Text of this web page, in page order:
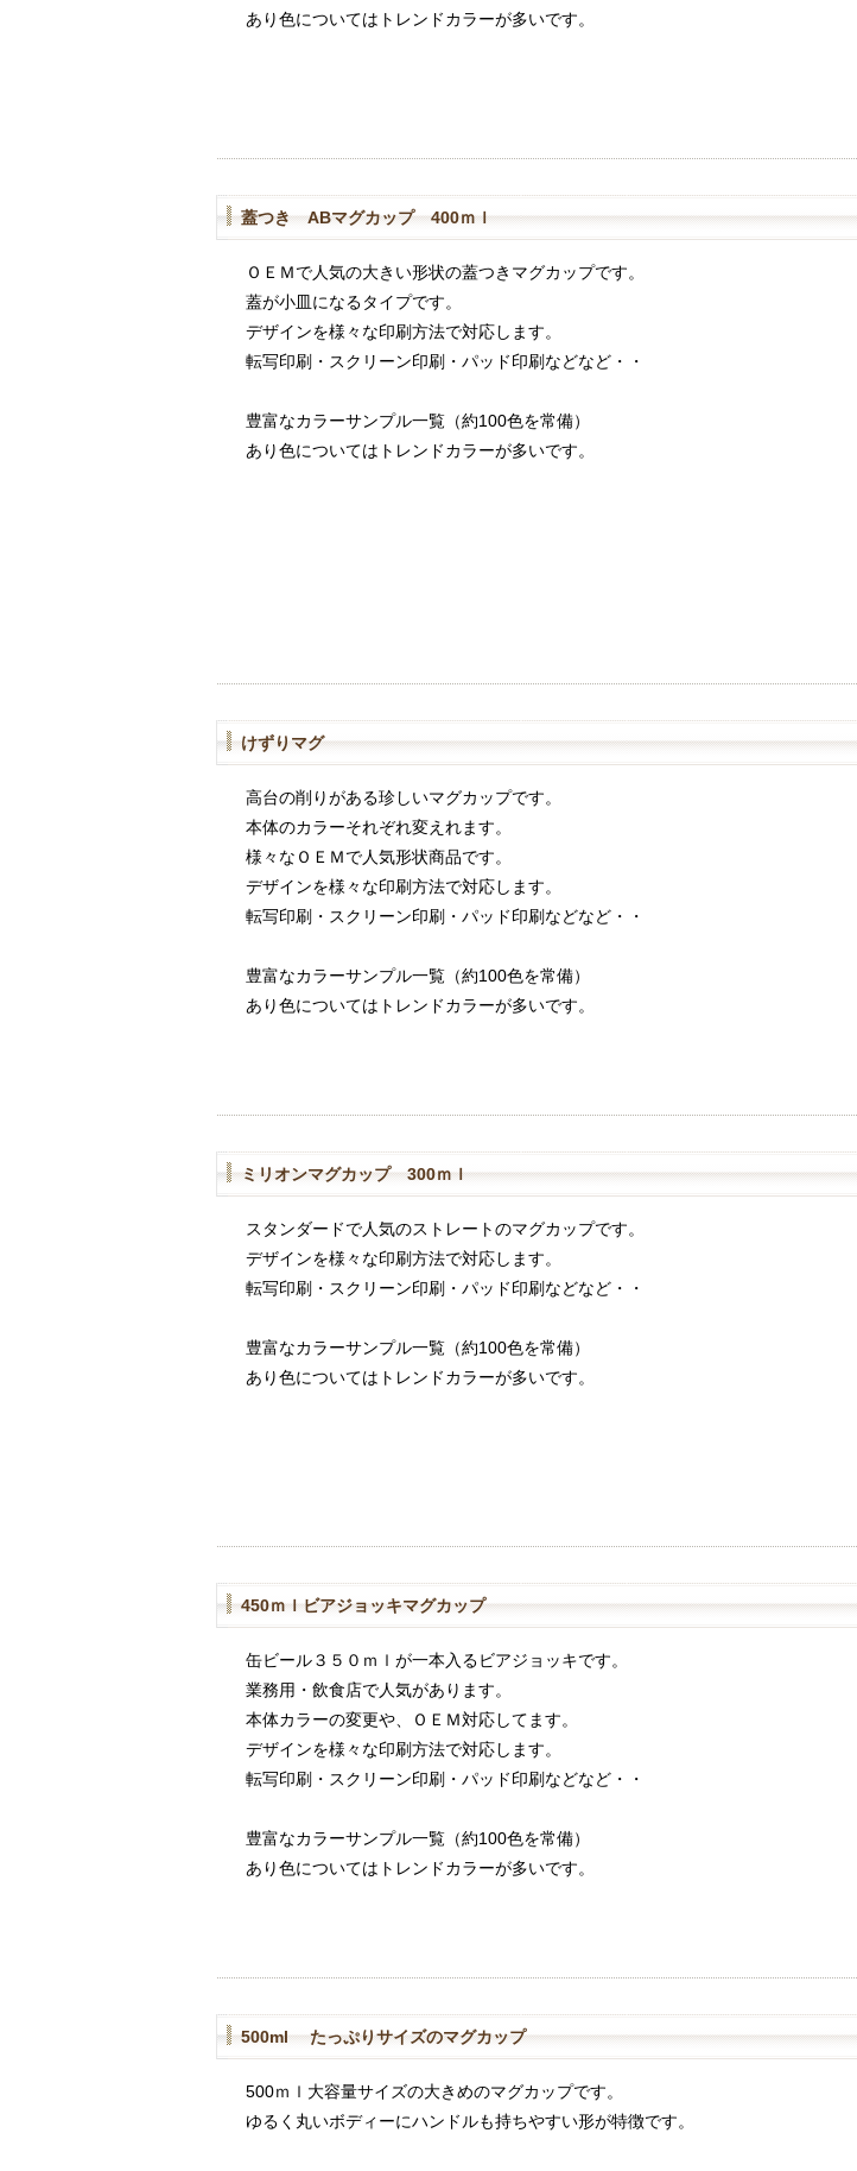
あり色についてはトレンドカラーが多いです。
蓋つき ABマグカップ 400ｍｌ
ＯＥＭで人気の大きい形状の蓋つきマグカップです。
蓋が小皿になるタイプです。
デザインを様々な印刷方法で対応します。
転写印刷・スクリーン印刷・パッド印刷などなど・・
豊富なカラーサンプル一覧（約100色を常備）
あり色についてはトレンドカラーが多いです。
けずりマグ
高台の削りがある珍しいマグカップです。
本体のカラーそれぞれ変えれます。
様々なＯＥＭで人気形状商品です。
デザインを様々な印刷方法で対応します。
転写印刷・スクリーン印刷・パッド印刷などなど・・
豊富なカラーサンプル一覧（約100色を常備）
あり色についてはトレンドカラーが多いです。
ミリオンマグカップ 300ｍｌ
スタンダードで人気のストレートのマグカップです。
デザインを様々な印刷方法で対応します。
転写印刷・スクリーン印刷・パッド印刷などなど・・
豊富なカラーサンプル一覧（約100色を常備）
あり色についてはトレンドカラーが多いです。
450ｍｌビアジョッキマグカップ
缶ビール３５０ｍｌが一本入るビアジョッキです。
業務用・飲食店で人気があります。
本体カラーの変更や、ＯＥＭ対応してます。
デザインを様々な印刷方法で対応します。
転写印刷・スクリーン印刷・パッド印刷などなど・・
豊富なカラーサンプル一覧（約100色を常備）
あり色についてはトレンドカラーが多いです。
500ml たっぷりサイズのマグカップ
500ｍｌ大容量サイズの大きめのマグカップです。
ゆるく丸いボディーにハンドルも持ちやすい形が特徴です。